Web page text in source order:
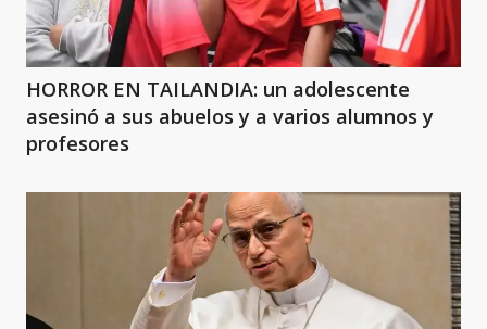
HORROR EN TAILANDIA: un adolescente
asesinó a sus abuelos y a varios alumnos y
profesores